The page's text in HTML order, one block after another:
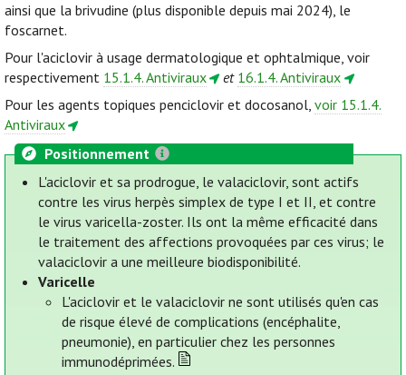
ainsi que la brivudine (plus disponible depuis mai 2024), le
foscarnet.
Pour l'aciclovir à usage dermatologique et ophtalmique, voir
respectivement 15.1.4. Antiviraux et 16.1.4. Antiviraux
Pour les agents topiques penciclovir et docosanol, voir 15.1.4.
Antiviraux
Positionnement
L'aciclovir et sa prodrogue, le valaciclovir, sont actifs
contre les virus herpès simplex de type I et II, et contre
le virus varicella-zoster. Ils ont la même efficacité dans
le traitement des affections provoquées par ces virus; le
valaciclovir a une meilleure biodisponibilité.
Varicelle
L'aciclovir et le valaciclovir ne sont utilisés qu'en cas
de risque élevé de complications (encéphalite,
pneumonie), en particulier chez les personnes
immunodéprimées.